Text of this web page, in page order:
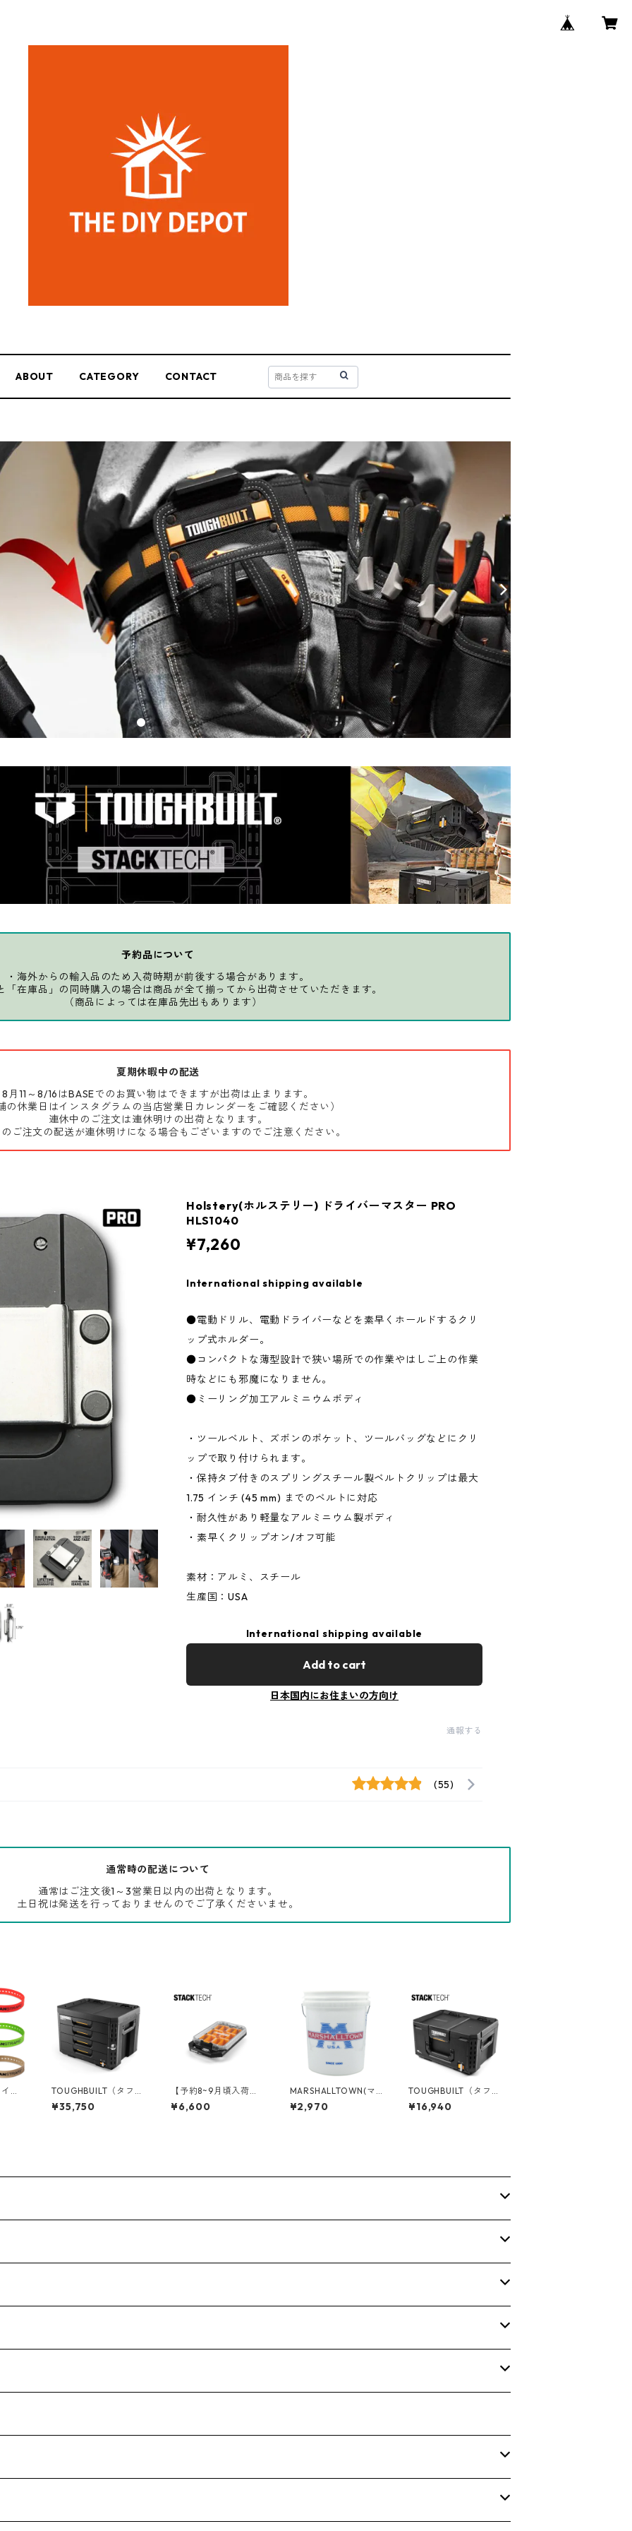
ABOUT CATEGORY CONTACT
予約品について
・海外からの輸入品のため入荷時期が前後する場合があります。
「在庫品」の同時購入の場合は商品が全て揃ってから出荷させていただきます。
（商品によっては在庫品先出もあります）
夏期休暇中の配送
8月11～8/16はBASEでのお買い物はできますが出荷は止まります。
の休業日はインスタグラムの当店営業日カレンダーをご確認ください）
連休中のご注文は連休明けの出荷となります。
ご注文の配送が連休明けになる場合もございますのでご注意ください。
Holstery(ホルステリー) ドライバーマスター PRO
HLS1040
¥7,260
International shipping available
●電動ドリル、電動ドライバーなどを素早くホールドするクリ
ップ式ホルダー。
●コンパクトな薄型設計で狭い場所での作業やはしご上の作業
時などにも邪魔になりません。
●ミーリング加工アルミニウムボディ
・ツールベルト、ズボンのポケット、ツールバッグなどにクリ
ップで取り付けられます。
・保持タブ付きのスプリングスチール製ベルトクリップは最大
1.75 インチ (45 mm) までのベルトに対応
・耐久性があり軽量なアルミニウム製ボディ
・素早くクリップオン/オフ可能
素材：アルミ、スチール
生産国：USA
International shipping available
Add to cart
日本国内にお住まいの方向け
通報する
(55)
通常時の配送について
通常はご注文後1～3営業日以内の出荷となります。
土日祝は発送を行っておりませんのでご了承くださいませ。
タ
TOUGHBUILT（タフビ
ルト）STACK TECH(ス
タックテック) 4ドロワ
¥35,750
【予約8~9月頃入荷】T
OUGHBUILT（タフビ
ルト）STACK TECH(ス
¥6,600
MARSHALLTOWN(マ
ーシャルタウン) 5ガロ
ンバケツ MT-5GB
¥2,970
TOUGHBUILT（タフビ
ルト）STACK TECH(ス
タックテック) ツール
¥16,940